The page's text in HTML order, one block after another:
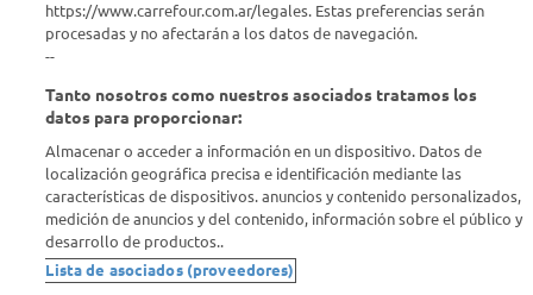
Descubrí Carrefour
Conocenos
Info útil
Comprá Online
https://www.carrefour.com.ar/legales. Estas preferencias serán
procesadas y no afectarán a los datos de navegación.
--
Tanto nosotros como nuestros asociados tratamos los
datos para proporcionar:
Almacenar o acceder a información en un dispositivo. Datos de
localización geográfica precisa e identificación mediante las
características de dispositivos. anuncios y contenido personalizados,
medición de anuncios y del contenido, información sobre el público y
desarrollo de productos..
Lista de asociados (proveedores)